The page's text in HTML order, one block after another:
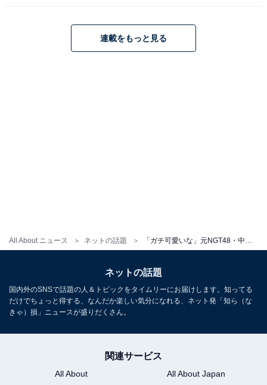
All About ニュース ネットの話題
連載をもっと見る
ネットの話題
国内外のSNSで話題の人＆トピックをタイムリーにお届けします。知ってる
だけでちょっと得する、なんだか楽しい気分になれる、ネット発「知ら（な
きゃ）損」ニュースが盛りだくさん。
関連サービス
All About
All About Japan